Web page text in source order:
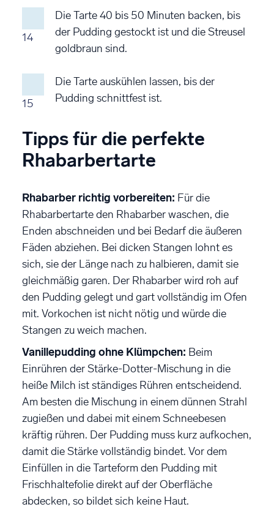
14
Die Tarte 40 bis 50 Minuten backen, bis
der Pudding gestockt ist und die Streusel
goldbraun sind.
15
Die Tarte auskühlen lassen, bis der
Pudding schnittfest ist.
Tipps für die perfekte
Rhabarbertarte
Rhabarber richtig vorbereiten: Für die
Rhabarbertarte den Rhabarber waschen, die
Enden abschneiden und bei Bedarf die äußeren
Fäden abziehen. Bei dicken Stangen lohnt es
sich, sie der Länge nach zu halbieren, damit sie
gleichmäßig garen. Der Rhabarber wird roh auf
den Pudding gelegt und gart vollständig im Ofen
mit. Vorkochen ist nicht nötig und würde die
Stangen zu weich machen.
Vanillepudding ohne Klümpchen: Beim
Einrühren der Stärke-Dotter-Mischung in die
heiße Milch ist ständiges Rühren entscheidend.
Am besten die Mischung in einem dünnen Strahl
zugießen und dabei mit einem Schneebesen
kräftig rühren. Der Pudding muss kurz aufkochen,
damit die Stärke vollständig bindet. Vor dem
Einfüllen in die Tarteform den Pudding mit
Frischhaltefolie direkt auf der Oberfläche
abdecken, so bildet sich keine Haut.